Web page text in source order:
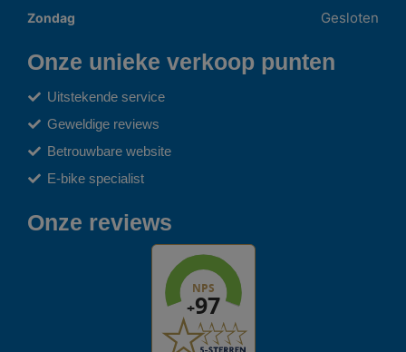
Zondag Gesloten
Onze unieke verkoop punten
Uitstekende service
Geweldige reviews
Betrouwbare website
E-bike specialist
Onze reviews